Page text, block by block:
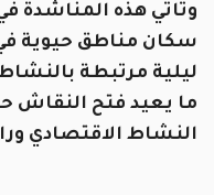
وتاتي هذه
سكان مناطق حيوية
ليلية مرتبطة
ما يعيد فتح النقاش
النشاط الاقتصادي